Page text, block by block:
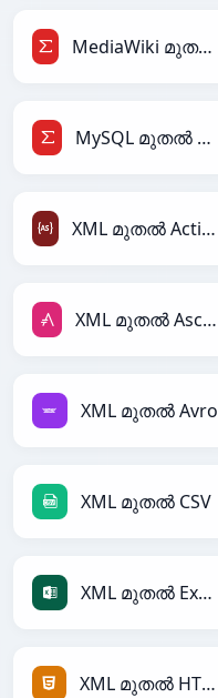
MediaWiki മുതൽ LaTeX
MySQL മുതൽ LaTeX
XML മുതൽ ActionScript
XML മുതൽ AsciiDoc
XML മുതൽ Avro
XML മുതൽ CSV
XML മുതൽ Excel
XML മുതൽ HTML